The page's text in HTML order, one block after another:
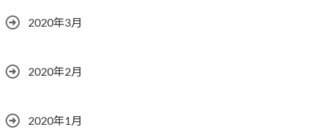
2020年3月
2020年2月
2020年1月